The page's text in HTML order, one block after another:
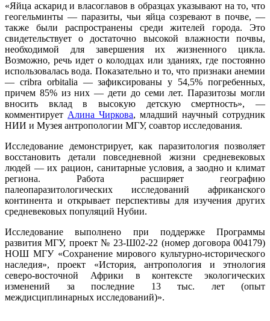
«Яйца аскарид и власоглавов в образцах указывают на то, что
геогельминты — паразиты, чьи яйца созревают в почве, —
также были распространены среди жителей города. Это
свидетельствует о достаточно высокой влажности почвы,
необходимой для завершения их жизненного цикла.
Возможно, речь идет о колодцах или зданиях, где постоянно
использовалась вода. Показательно и то, что признаки анемии
— cribra orbitalia — зафиксированы у 54,5% погребенных,
причем 85% из них — дети до семи лет. Паразитозы могли
вносить вклад в высокую детскую смертность», —
комментирует Алина Чиркова, младший научный сотрудник
НИИ и Музея антропологии МГУ, соавтор исследования.
Исследование демонстрирует, как паразитология позволяет
восстановить детали повседневной жизни средневековых
людей — их рацион, санитарные условия, а заодно и климат
региона. Работа расширяет географию
палеопаразитологических исследований африканского
континента и открывает перспективы для изучения других
средневековых популяций Нубии.
Исследование выполнено при поддержке Программы
развития МГУ, проект № 23-Ш02-22 (номер договора 004179)
НОШ МГУ «Сохранение мирового культурно-исторического
наследия», проект «История, антропология и этнология
северо-восточной Африки в контексте экологических
изменений за последние 13 тыс. лет (опыт
междисциплинарных исследований)».